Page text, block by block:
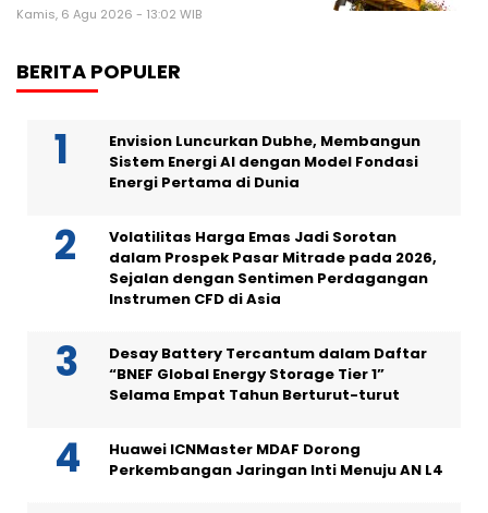
Kamis, 6 Agu 2026 - 13:02 WIB
BERITA POPULER
Envision Luncurkan Dubhe, Membangun
Sistem Energi AI dengan Model Fondasi
Energi Pertama di Dunia
Volatilitas Harga Emas Jadi Sorotan
dalam Prospek Pasar Mitrade pada 2026,
Sejalan dengan Sentimen Perdagangan
Instrumen CFD di Asia
Desay Battery Tercantum dalam Daftar
“BNEF Global Energy Storage Tier 1”
Selama Empat Tahun Berturut-turut
Huawei ICNMaster MDAF Dorong
Perkembangan Jaringan Inti Menuju AN L4